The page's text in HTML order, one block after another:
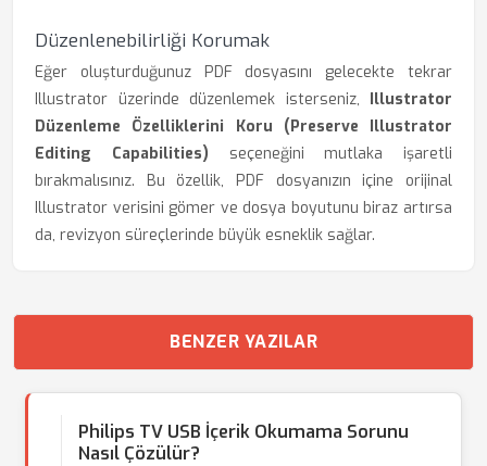
Düzenlenebilirliği Korumak
Eğer oluşturduğunuz PDF dosyasını gelecekte tekrar
Illustrator üzerinde düzenlemek isterseniz, Illustrator
Düzenleme Özelliklerini Koru (Preserve Illustrator
Editing Capabilities) seçeneğini mutlaka işaretli
bırakmalısınız. Bu özellik, PDF dosyanızın içine orijinal
Illustrator verisini gömer ve dosya boyutunu biraz artırsa
da, revizyon süreçlerinde büyük esneklik sağlar.
BENZER YAZILAR
Philips TV USB İçerik Okumama Sorunu
Nasıl Çözülür?